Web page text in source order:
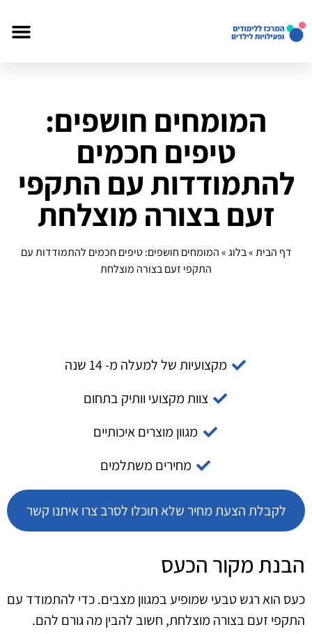
המומחים חושפים:
טיפים חכמים
להתמודדות עם התקפי
זעם בצורה מוצלחת
דף הבית»בלוג»המומחים חושפים: טיפים חכמים להתמודדות עם
התקפי זעם בצורה מוצלחת
מקצועיות של למעלה מ- 14 שנה
צוות מקצועי וותיק בתחום
מגוון מוצרים איכותיים
מחירים משתלמים
לקבלת הצעת מחיר שלא תוכלו לסרב צרו איתנו קשר
הבנת מקור הכעס
כעס הוא רגש טבעי שמופיע במגוון מצבים. כדי להתמודד עם
התקפי זעם בצורה מוצלחת, חשוב להבין מה גורם להם.